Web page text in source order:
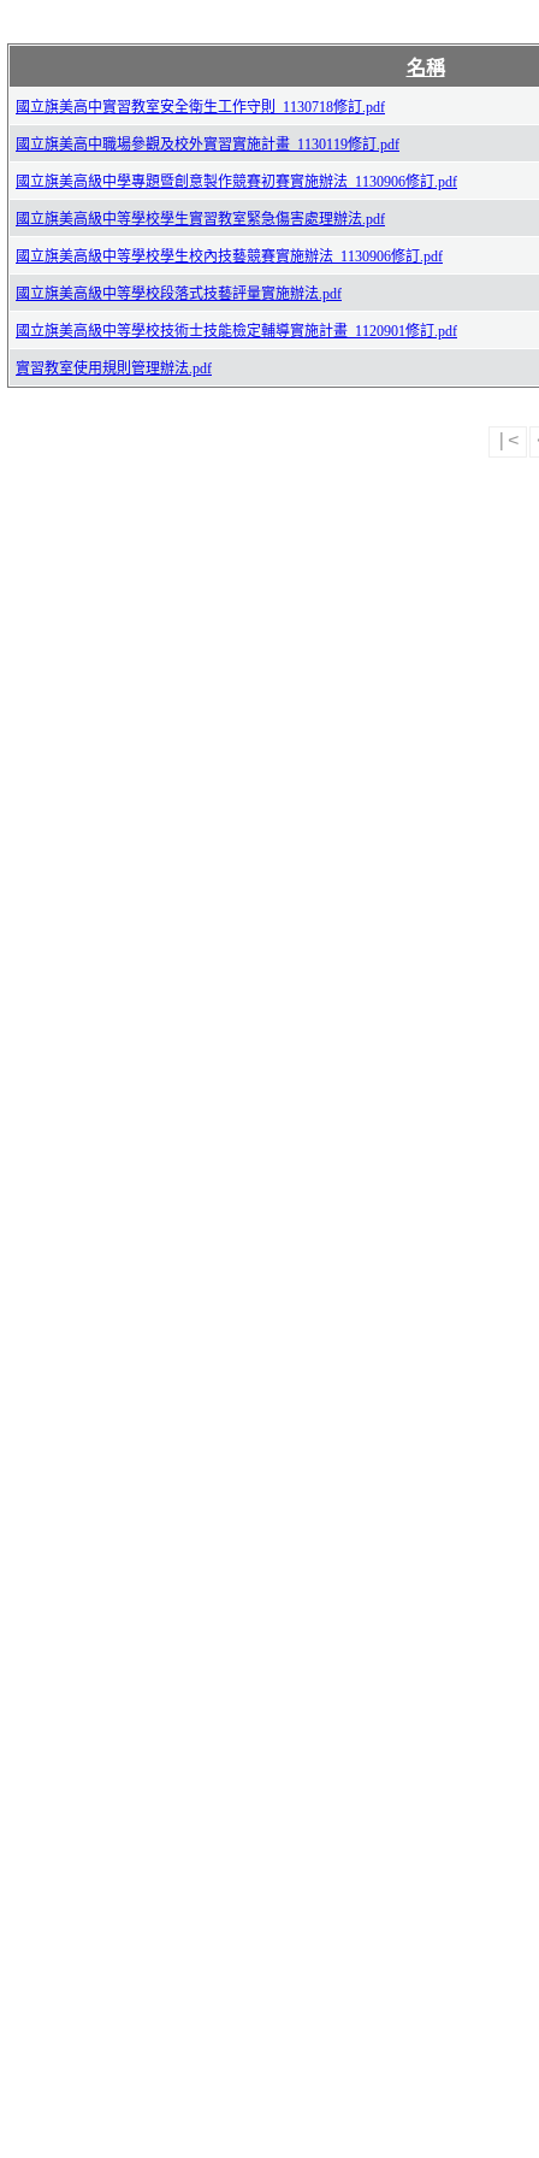
名稱
國立旗美高中實習教室安全衛生工作守則_1130718修訂.pdf
國立旗美高中職場參觀及校外實習實施計畫_1130119修訂.pdf
國立旗美高級中學專題暨創意製作競賽初賽實施辦法_1130906修訂.pdf
國立旗美高級中等學校學生實習教室緊急傷害處理辦法.pdf
國立旗美高級中等學校學生校內技藝競賽實施辦法_1130906修訂.pdf
國立旗美高級中等學校段落式技藝評量實施辦法.pdf
國立旗美高級中等學校技術士技能檢定輔導實施計畫_1120901修訂.pdf
實習教室使用規則管理辦法.pdf
|<